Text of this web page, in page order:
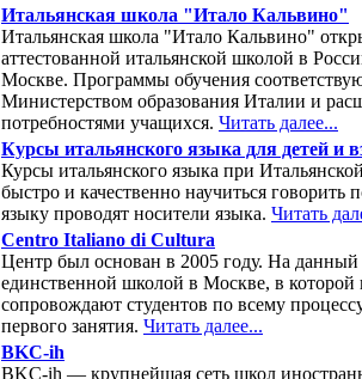
Итальянская школа "Итало Кальвино"
Итальянская школа "Итало Кальвино"
аттестованной итальянской школой в
Москве. Программы обучения
Министерством образования Италии и
потребностями учащихся. Читать далее...
Курсы итальянского языка для детей и
Курсы итальянского языка при
быстро и качественно научиться говорить
языку проводят носители языка. Читать
Centro Italiano di Cultura
Центр был основан в 2005 году. На
единственной школой в Москве, в которой
сопровождают студентов по всему
первого занятия. Читать далее...
BKC-ih
BKC-ih — крупнейшая сеть школ